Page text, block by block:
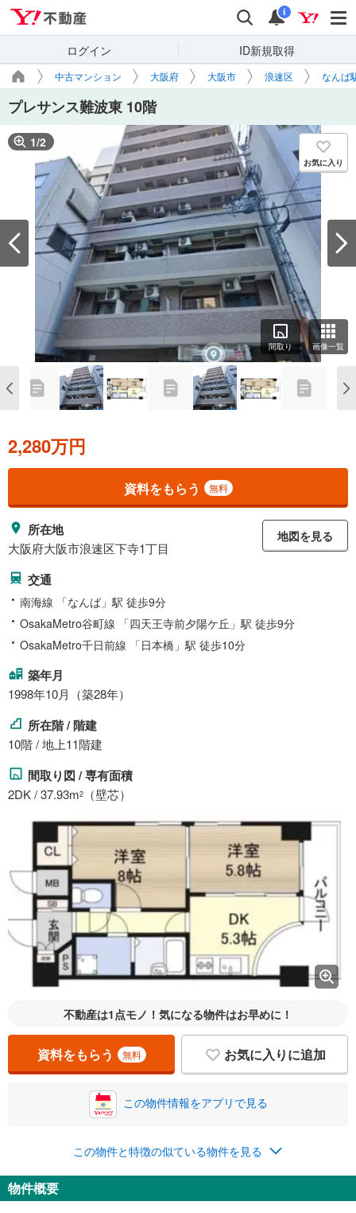
検索 通知
i
ログイン ID新規取得
中古マンション 大阪府 大阪市 浪速区 なんば
プレサンス難波東 10階
1/2
お気に入り
間取り 画像一覧
2,280万円
資料をもらう 無料
所在地
大阪府大阪市浪速区下寺1丁目
地図を見る
交通
南海線 「なんば」駅 徒歩9分
OsakaMetro谷町線 「四天王寺前夕陽ケ丘」駅 徒歩9分
OsakaMetro千日前線 「日本橋」駅 徒歩10分
築年月
1998年10月（築28年）
所在階 / 階建
10階 / 地上11階建
間取り図 / 専有面積
2DK / 37.93m2 （壁芯）
不動産は1点モノ！気になる物件はお早めに！
資料をもらう 無料 お気に入りに追加
この物件情報をアプリで見る
この物件と特徴の似ている物件を見る
物件概要